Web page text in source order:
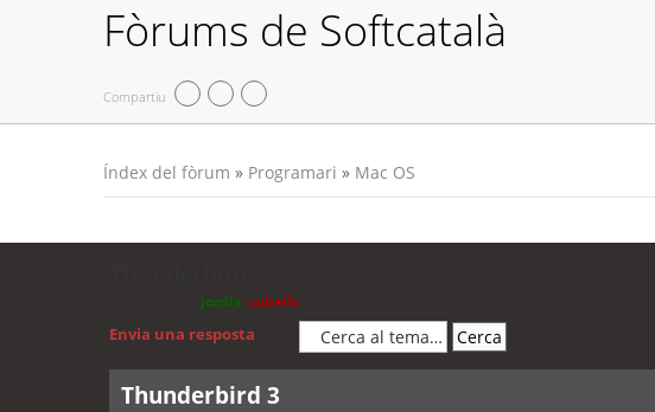
Fòrums de Softcatalà
Compartiu
Índex del fòrum » Programari » Mac OS
jordis cubells
Envia una resposta
Thunderbird 3